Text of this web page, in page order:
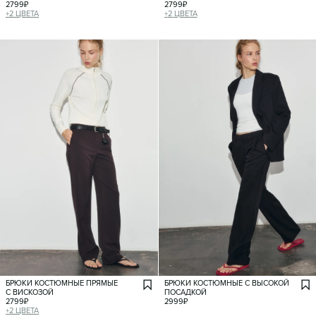
2799₽
+2 ЦВЕТА
2799₽
+2 ЦВЕТА
БРЮКИ КОСТЮМНЫЕ ПРЯМЫЕ
С ВИСКОЗОЙ
2799₽
+2 ЦВЕТА
БРЮКИ КОСТЮМНЫЕ С ВЫСОКОЙ
ПОСАДКОЙ
2999₽